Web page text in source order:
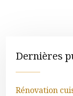
Dernières
Rénovation